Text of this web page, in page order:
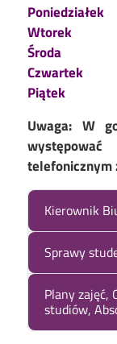
Poniedziałek
Wtorek
Środa
Czwartek
Piątek
Uwaga: W
telefonicznym
Kierownik
Sprawy
Plany zajęć,
studiów,